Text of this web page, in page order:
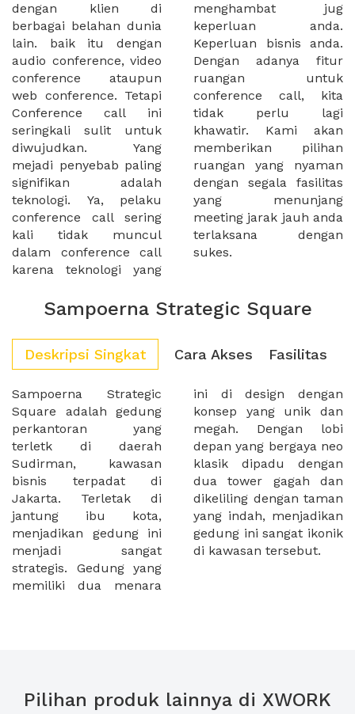
dengan klien di
berbagai belahan dunia
lain. baik itu dengan
audio conference, video
conference ataupun
web conference. Tetapi
Conference call ini
seringkali sulit untuk
diwujudkan. Yang
mejadi penyebab paling
signifikan adalah
teknologi. Ya, pelaku
conference call sering
kali tidak muncul
dalam conference call
karena teknologi yang
menghambat jug
keperluan anda.
Keperluan bisnis anda.
Dengan adanya fitur
ruangan untuk
conference call, kita
tidak perlu lagi
khawatir. Kami akan
memberikan pilihan
ruangan yang nyaman
dengan segala fasilitas
yang menunjang
meeting jarak jauh anda
terlaksana dengan
sukes.
Sampoerna Strategic Square
Deskripsi Singkat Cara Akses Fasilitas
Sampoerna Strategic
Square adalah gedung
perkantoran yang
terletk di daerah
Sudirman, kawasan
bisnis terpadat di
Jakarta. Terletak di
jantung ibu kota,
menjadikan gedung ini
menjadi sangat
strategis. Gedung yang
memiliki dua menara
ini di design dengan
konsep yang unik dan
megah. Dengan lobi
depan yang bergaya neo
klasik dipadu dengan
dua tower gagah dan
dikeliling dengan taman
yang indah, menjadikan
gedung ini sangat ikonik
di kawasan tersebut.
Pilihan produk lainnya di XWORK